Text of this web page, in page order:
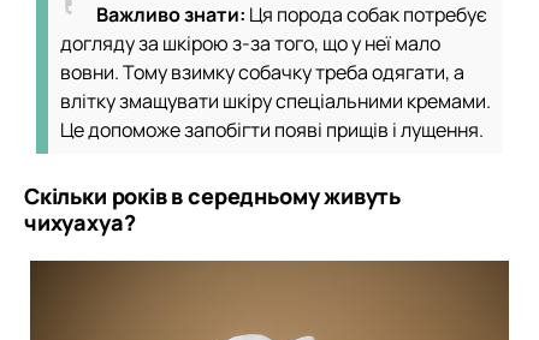
Важливо знати: Ця порода собак потребує
догляду за шкірою з-за того, що у неї мало
вовни. Тому взимку собачку треба одягати, а
влітку змащувати шкіру спеціальними кремами.
Це допоможе запобігти появі прищів і лущення.
Скільки років в середньому живуть
чихуахуа?